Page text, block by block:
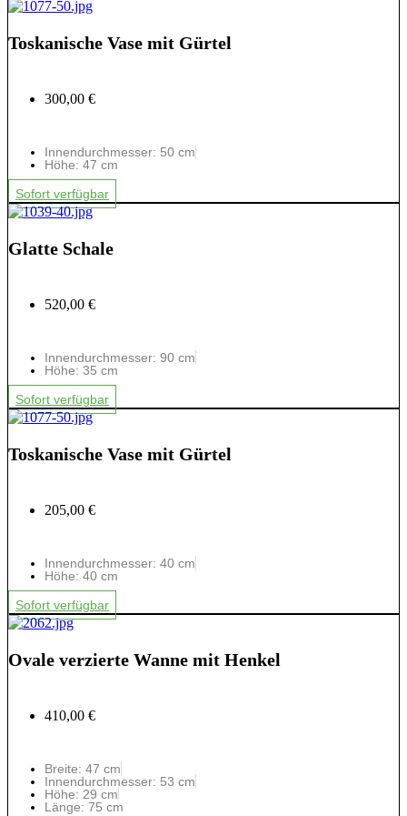
Toskanische Vase mit Gürtel
300,00 €
Innendurchmesser: 50 cm
Höhe: 47 cm
Sofort verfügbar
Glatte Schale
520,00 €
Innendurchmesser: 90 cm
Höhe: 35 cm
Sofort verfügbar
Toskanische Vase mit Gürtel
205,00 €
Innendurchmesser: 40 cm
Höhe: 40 cm
Sofort verfügbar
Ovale verzierte Wanne mit Henkel
410,00 €
Breite: 47 cm
Innendurchmesser: 53 cm
Höhe: 29 cm
Länge: 75 cm